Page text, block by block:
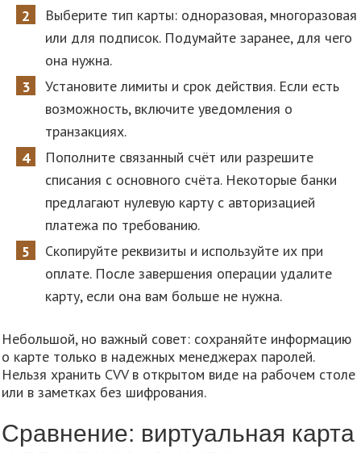
Выберите тип карты: одноразовая, многоразовая
или для подписок. Подумайте заранее, для чего
она нужна.
Установите лимиты и срок действия. Если есть
возможность, включите уведомления о
транзакциях.
Пополните связанный счёт или разрешите
списания с основного счёта. Некоторые банки
предлагают нулевую карту с авторизацией
платежа по требованию.
Скопируйте реквизиты и используйте их при
оплате. После завершения операции удалите
карту, если она вам больше не нужна.
Небольшой, но важный совет: сохраняйте информацию
о карте только в надежных менеджерах паролей.
Нельзя хранить CVV в открытом виде на рабочем столе
или в заметках без шифрования.
Сравнение: виртуальная карта